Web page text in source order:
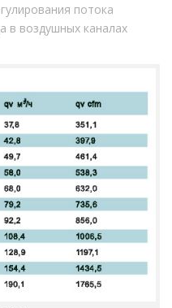
потока
в воздушных каналах